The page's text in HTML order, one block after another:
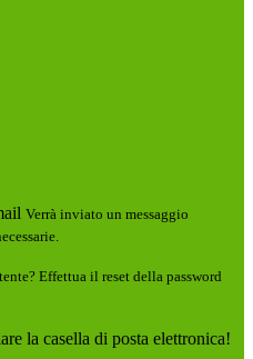
Verrà inviato un messaggio
Effettua il reset della password
la casella di posta elettronica!